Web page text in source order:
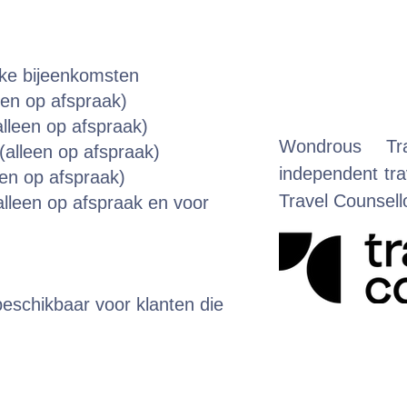
bijeenkomsten
op afspraak)
op afspraak)
op afspraak)
op afspraak)
op afspraak en voor
voor klanten die
Wondrous
independent
Travel